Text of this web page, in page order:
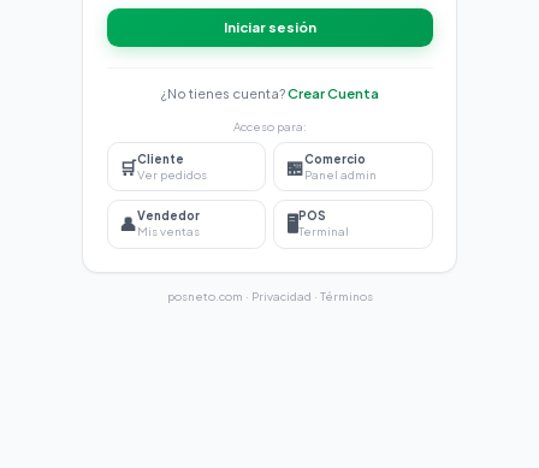
Iniciar sesión
¿No tienes cuenta?Crear Cuenta
Acceso para:
🛒Cliente
Ver pedidos
🏪Comercio
Panel admin
👤Vendedor
Mis ventas
🖥️ POS
Terminal
posneto.com · Privacidad · Términos